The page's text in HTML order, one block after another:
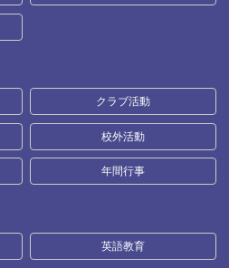
クラブ活動
校外活動
年間行事
英語教育